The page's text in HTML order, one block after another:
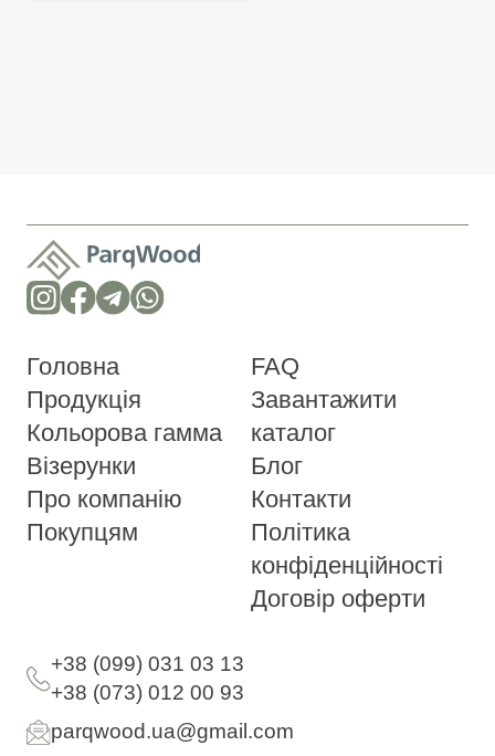
Головна
Продукція
Кольорова гамма
Візерунки
Про компанію
Покупцям
FAQ
Завантажити
каталог
Блог
Контакти
Політика
конфіденційності
Договір оферти
+38 (099) 031 03 13
+38 (073) 012 00 93
parqwood.ua@gmail.com